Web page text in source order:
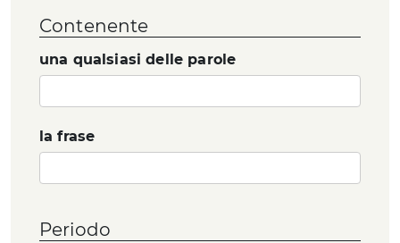
Contenente
una qualsiasi delle parole
la frase
Periodo